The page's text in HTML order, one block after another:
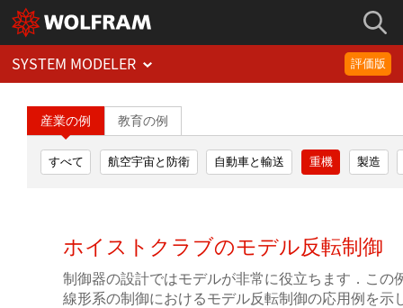
SYSTEM MODELER 評価版
産業の例 教育の例
すべて 航空宇宙と防衛 自動車と輸送 重機 製造
ホイストクラブのモデル反転制御
制御器の設計ではモデルが非常に役立ちます．こ
線形系の制御におけるモデル反転制御の応用例を示